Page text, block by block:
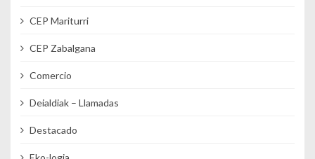
CEP Mariturri
CEP Zabalgana
Comercio
Deialdiak – Llamadas
Destacado